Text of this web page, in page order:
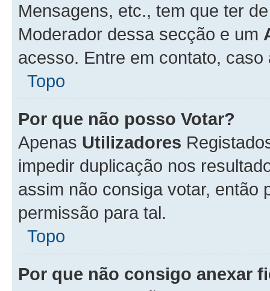
Mensagens, etc., tem que ter
Moderador dessa secção e um
acesso. Entre em contato,
Topo
Por que não posso Votar?
Apenas Utilizadores
impedir duplicação nos
assim não consiga votar, então
permissão para tal.
Topo
Por que não consigo anexar